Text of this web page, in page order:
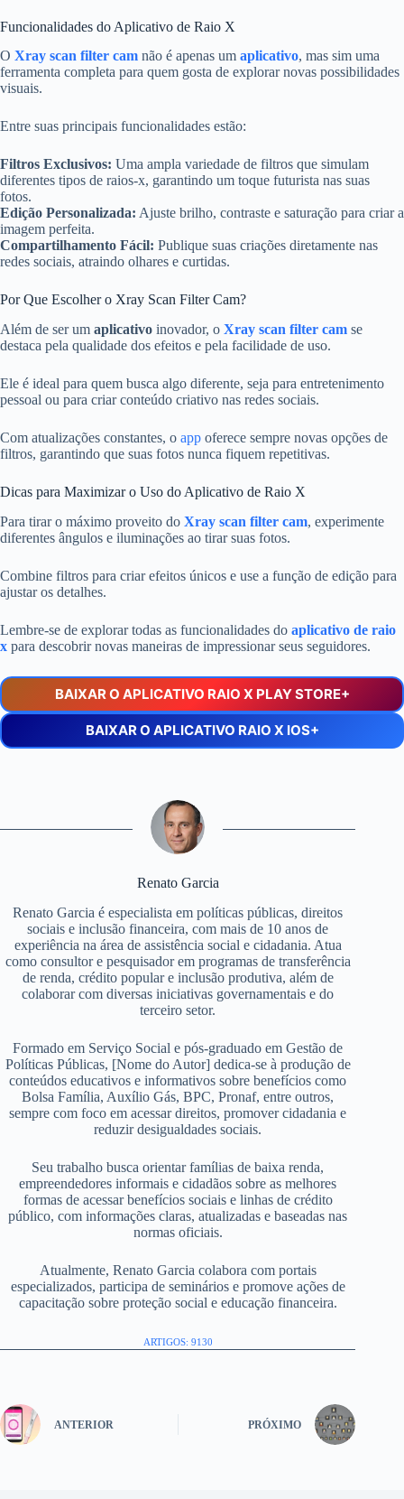
Funcionalidades do Aplicativo de Raio X
O Xray scan filter cam não é apenas um aplicativo, mas sim uma
ferramenta completa para quem gosta de explorar novas possibilidades
visuais.
Entre suas principais funcionalidades estão:
Filtros Exclusivos: Uma ampla variedade de filtros que simulam
diferentes tipos de raios-x, garantindo um toque futurista nas suas
fotos.
Edição Personalizada: Ajuste brilho, contraste e saturação para criar a
imagem perfeita.
Compartilhamento Fácil: Publique suas criações diretamente nas
redes sociais, atraindo olhares e curtidas.
Por Que Escolher o Xray Scan Filter Cam?
Além de ser um aplicativo inovador, o Xray scan filter cam se
destaca pela qualidade dos efeitos e pela facilidade de uso.
Ele é ideal para quem busca algo diferente, seja para entretenimento
pessoal ou para criar conteúdo criativo nas redes sociais.
Com atualizações constantes, o app oferece sempre novas opções de
filtros, garantindo que suas fotos nunca fiquem repetitivas.
Dicas para Maximizar o Uso do Aplicativo de Raio X
Para tirar o máximo proveito do Xray scan filter cam, experimente
diferentes ângulos e iluminações ao tirar suas fotos.
Combine filtros para criar efeitos únicos e use a função de edição para
ajustar os detalhes.
Lembre-se de explorar todas as funcionalidades do aplicativo de raio
x para descobrir novas maneiras de impressionar seus seguidores.
BAIXAR O APLICATIVO RAIO X PLAY STORE+
BAIXAR O APLICATIVO RAIO X IOS+
Renato Garcia
Renato Garcia é especialista em políticas públicas, direitos
sociais e inclusão financeira, com mais de 10 anos de
experiência na área de assistência social e cidadania. Atua
como consultor e pesquisador em programas de transferência
de renda, crédito popular e inclusão produtiva, além de
colaborar com diversas iniciativas governamentais e do
terceiro setor.
Formado em Serviço Social e pós-graduado em Gestão de
Políticas Públicas, [Nome do Autor] dedica-se à produção de
conteúdos educativos e informativos sobre benefícios como
Bolsa Família, Auxílio Gás, BPC, Pronaf, entre outros,
sempre com foco em acessar direitos, promover cidadania e
reduzir desigualdades sociais.
Seu trabalho busca orientar famílias de baixa renda,
empreendedores informais e cidadãos sobre as melhores
formas de acessar benefícios sociais e linhas de crédito
público, com informações claras, atualizadas e baseadas nas
normas oficiais.
Atualmente, Renato Garcia colabora com portais
especializados, participa de seminários e promove ações de
capacitação sobre proteção social e educação financeira.
ARTIGOS: 9130
ANTERIOR PRÓXIMO